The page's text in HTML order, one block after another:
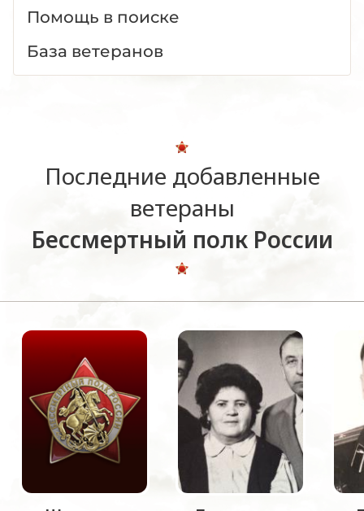
Помощь в поиске
База ветеранов
Последние добавленные
ветераны
Бессмертный полк России